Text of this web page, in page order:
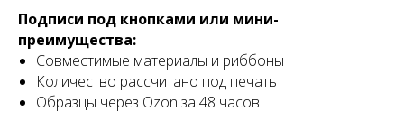
Подписи под кнопками или мини-
преимущества:
Совместимые материалы и риббоны
Количество рассчитано под печать
Образцы через Ozon за 48 часов